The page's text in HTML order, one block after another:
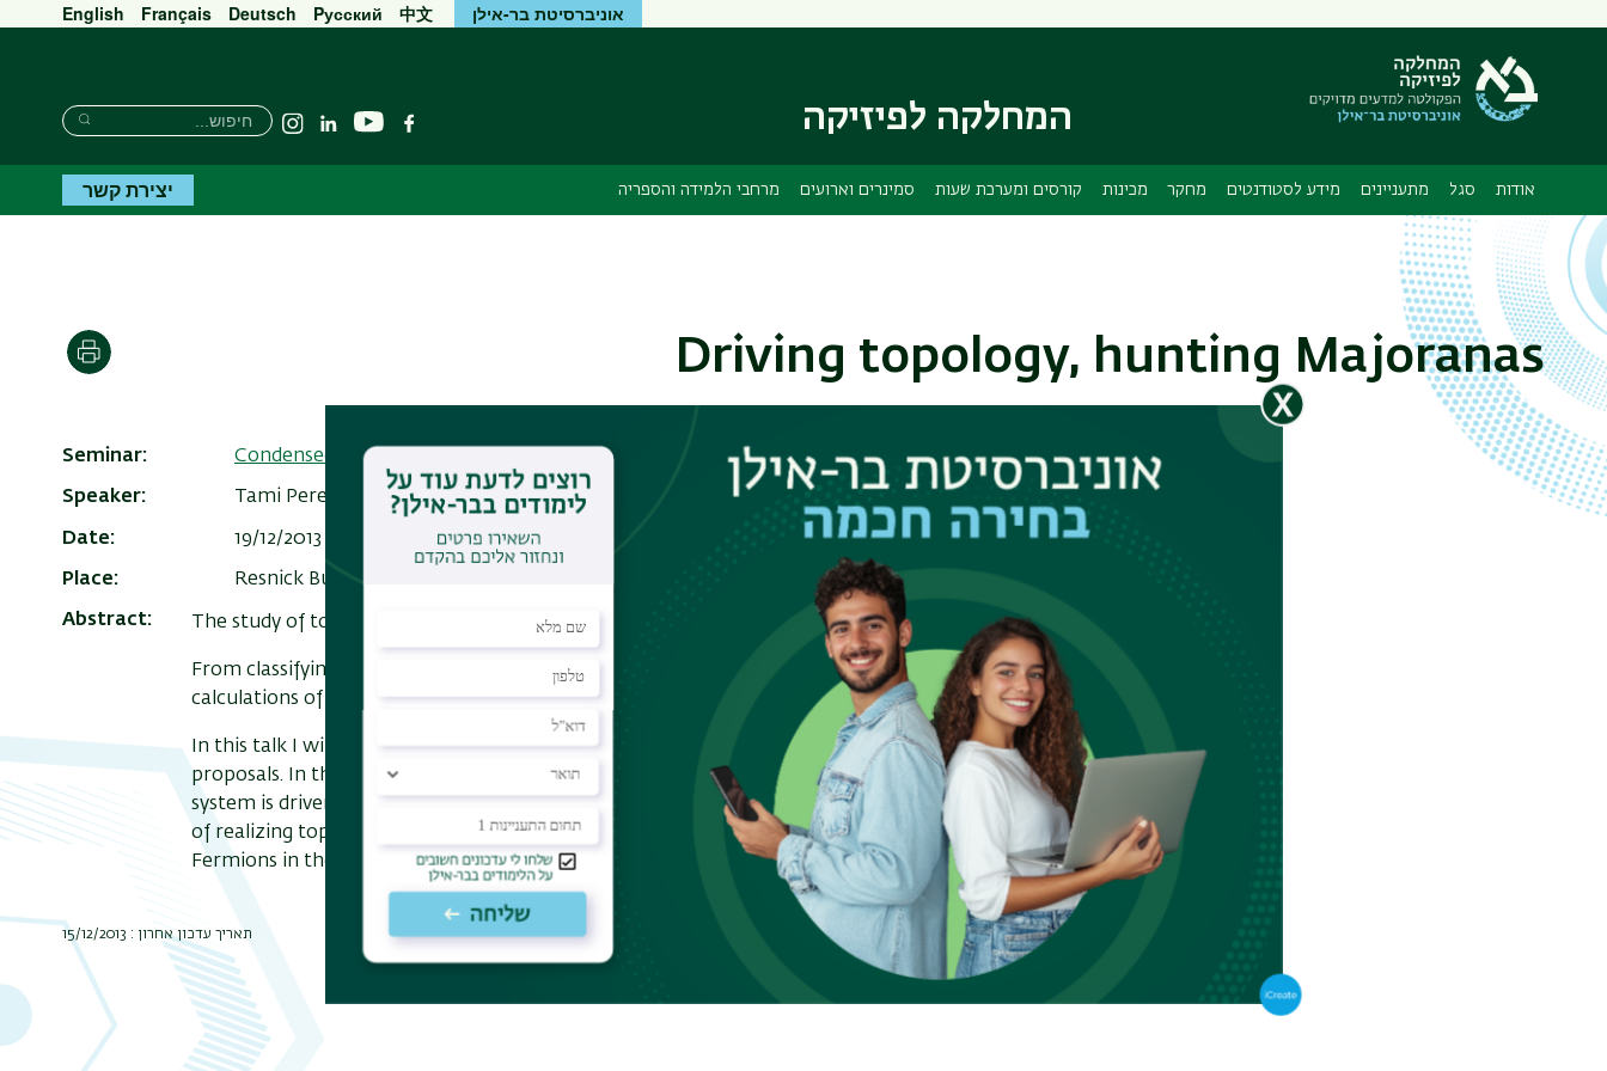
תפריט
משני
אוניברסיטת בר-אילן English Français Deutsch Pусский 中文
המחלקה לפיזיקה פייסבוקיוטיוב Linkedin
Instagram
חיפוש
חיפוש
חיפוש
אודות סגל מתעניינים מידע לסטודנטים מחקר מכינות קורסים ומערכת שעות סמינרים וארועים מרחבי הלמידה והספריה יצירת קשר
Driving topology, hunting Majoranas הדפסה
Seminar Condensed Matter Resnick seminar
Speaker Tami Pereg-Barnea,McGill University, Canada
Date 19/12/2013 , 14:15 Add to Calendar
Place Resnick Building (209), seminar room 210
Abstract The study of topology in condensed matter is a rapidly growing field.
From classifying the possible topological insulators and superconductors to ab-initio
calculations of realizable materials.
In this talk I will use simple language to introduce the subject and survey some recent
proposals. In the first part of my talk I will focus on ideas in which a topologically trivial
system is driven into a topological phase. In the second part I will discuss the possibility
of realizing topological superconductors in two dimensions which support Majorana
Fermions in their vortex cores.
תאריך עדכון אחרון : 15/12/2013